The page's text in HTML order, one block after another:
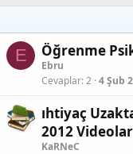
E Öğrenme
Ebru
Cevaplar 2 4 Şub
ıhtiyaç
2012
KaRNeC